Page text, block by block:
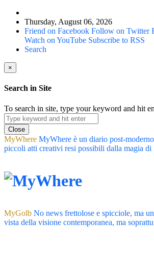
Thursday, August 06, 2026
Friend on Facebook Follow on Twitter
Watch on YouTube Subscribe to RSS
Search
×
Search in Site
To search in site, type your keyword and hit
Close
MyWhere MyWhere è un diario post-
piccoli atti creativi resi possibili dalla magia di
MyGolb No news frettolose e spicciole, ma
vista della visione contemporanea, ma